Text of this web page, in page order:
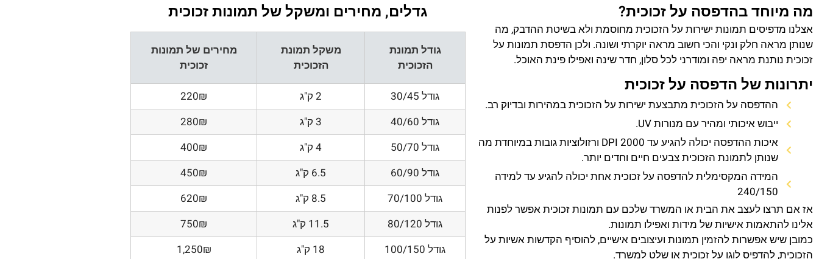
מה מיוחד בהדפסה על זכוכית?
אצלנו מדפיסים תמונות ישירות על הזכוכית מחוסמת ולא בשיטת ההדבק, מה
שנותן מראה חלק ונקי והכי חשוב מראה יוקרתי ושונה. ולכן הדפסת תמונות על
זכוכית נותנת מראה יפה ומודרני לכל סלון, חדר שינה ואפילו פינת האוכל.
יתרונות של הדפסה על זכוכית
ההדפסה על הזכוכית מתבצעת ישירות על הזכוכית במהירות ובדיוק רב.
ייבוש איכותי ומהיר עם מנורות UV.
איכות ההדפסה יכולה להגיע עד 2000 DPI ורזולוציות גובות במיוחדת מה
שנותן לתמונת הזכוכית צבעים חיים וחדים יותר.
המידה המקסימלית להדפסה על זכוכית אחת יכולה להגיע עד למידה
240/150
אז אם תרצו לעצב את הבית או המשרד שלכם עם תמונות זכוכית אפשר לפנות
אלינו להתאמות אישיות של מידות ואפילו תמונות.
כמובן שיש אפשרות להזמין תמונות ועיצובים אישיים, להוסיף הקדשות אשיות על
הזכוכית, להדפיס לוגו על זכוכית או שלט למשרד.
גדלים, מחירים ומשקל של תמונות זכוכית
גודל תמונת
הזכוכית
משקל תמונת
הזכוכית
מחירים של תמונות
זכוכית
גודל 30/45 2 ק"ג
220₪
גודל 40/60
3 ק"ג
280₪
גודל 50/70
4 ק"ג
400₪
גודל 60/90
6.5 ק"ג
450₪
גודל 70/100
8.5 ק"ג
620₪
גודל 80/120
11.5 ק"ג
750₪
גודל 100/150
18 ק"ג
1,250₪